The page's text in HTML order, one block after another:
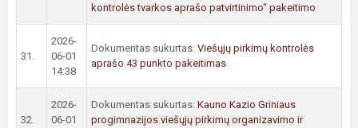
kontrolės tvarkos aprašo patvirtinimo“ pakeitimo
31.
2026-
06-01
14:38
Dokumentas sukurtas: Viešųjų pirkimų kontrolės
aprašo 43 punkto pakeitimas
32.
2026-
06-01
Dokumentas sukurtas: Kauno Kazio Griniaus
progimnazijos viešųjų pirkimų organizavimo ir